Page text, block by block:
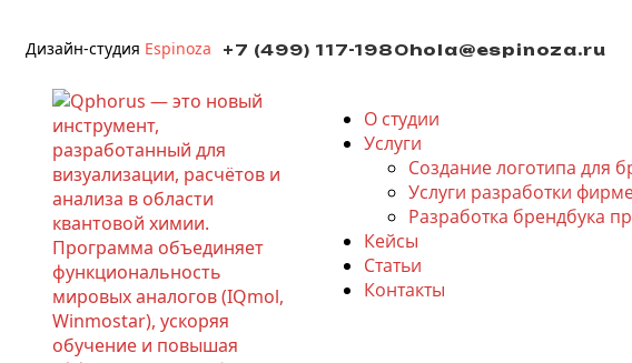
Дизайн-студия Espinoza +7 (499) 117-1980hola@espinoza.ru
О студии
Услуги
Создание логотипа для
Услуги разработки
Разработка брендбука
Кейсы
Статьи
Контакты